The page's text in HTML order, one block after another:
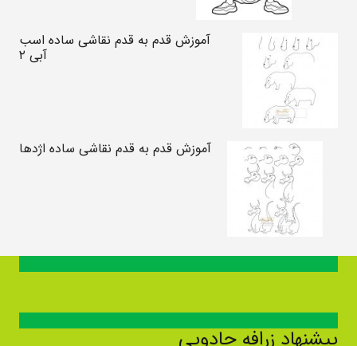
آموزش قدم به قدم نقاشی ساده اسب
آبی ۲
آموزش قدم به قدم نقاشی ساده اژدها